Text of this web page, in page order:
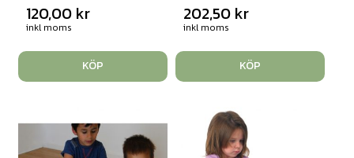
120,00 kr
inkl moms
KÖP
202,50 kr
inkl moms
KÖP